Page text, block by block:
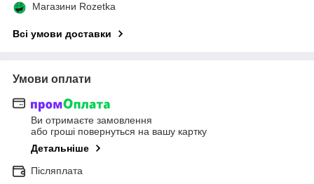
Магазини Rozetka
Всі умови доставки
Умови оплати
Ви отримаєте замовлення
або гроші повернуться на вашу картку
Детальніше
Післяплата